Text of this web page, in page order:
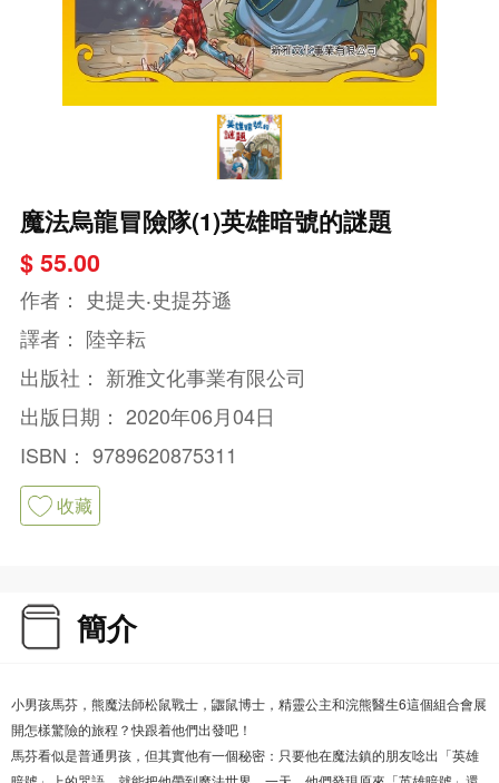
魔法烏龍冒險隊(1)英雄暗號的謎題
$ 55.00
作者： 史提夫‧史提芬遜
譯者： 陸辛耘
出版社： 新雅文化事業有限公司
出版日期： 2020年06月04日
ISBN： 9789620875311
收藏
簡介
小男孩馬芬，熊魔法師松鼠戰士，鼴鼠博士，精靈公主和浣熊醫生6這個組合會展
開怎樣驚險的旅程？快跟着他們出發吧！
馬芬看似是普通男孩，但其實他有一個秘密：只要他在魔法鎮的朋友唸出「英雄